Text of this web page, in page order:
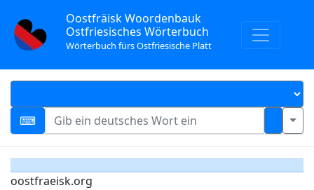
Oostfräisk Woordenbauk
Ostfriesisches Wörterbuch
Wörterbuch fürs Ostfriesische Platt
oostfraeisk.org